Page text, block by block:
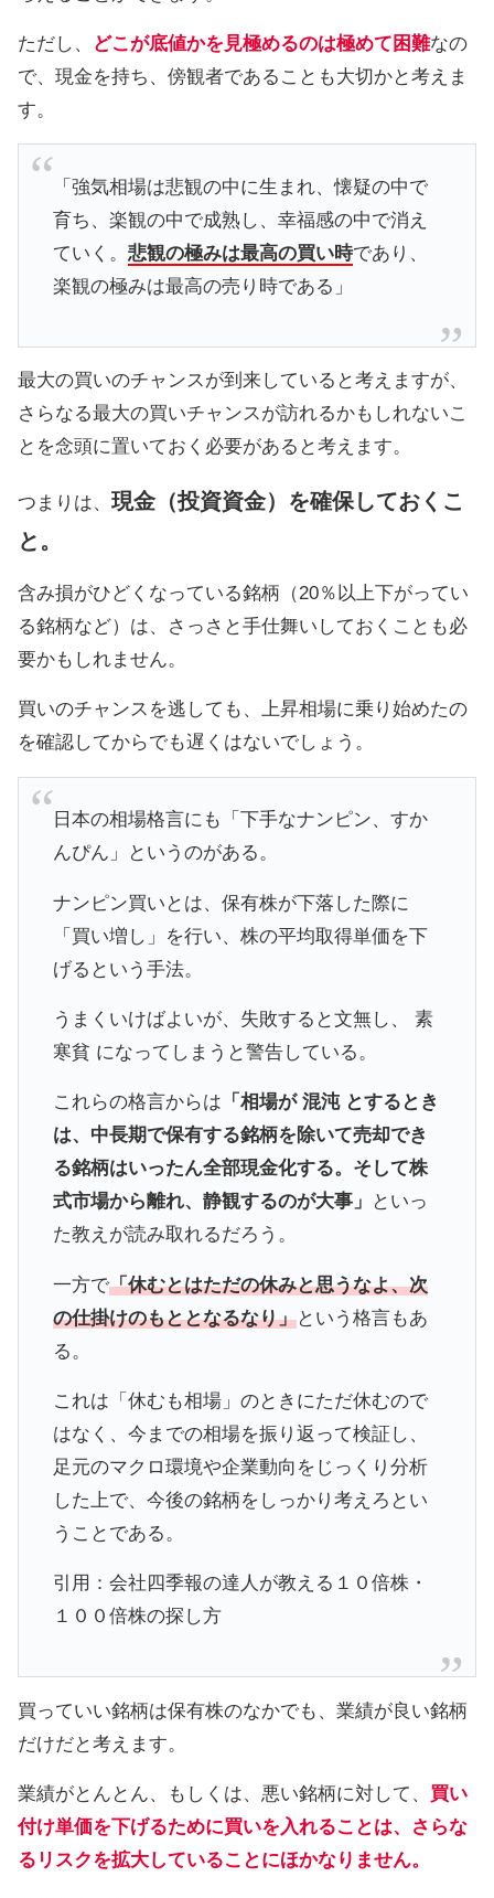
ただし、 どこが底値かを見極めるのは極めて困難なの
で、現金を持ち、傍観者であることも大切かと考えま
す。
「強気相場は悲観の中に生まれ、懐疑の中で
育ち、楽観の中で成熟し、幸福感の中で消え
ていく。 悲観の極みは最高の買い時であり、
楽観の極みは最高の売り時である」
最大の買いのチャンスが到来していると考えますが、
さらなる最大の買いチャンスが訪れるかもしれないこ
とを念頭に置いておく必要があると考えます。
つまりは、 現金（投資資金）を確保しておくこ
と。
含み損がひどくなっている銘柄（20％以上下がってい
る銘柄など）は、さっさと手仕舞いしておくことも必
要かもしれません。
買いのチャンスを逃しても、上昇相場に乗り始めたの
を確認してからでも遅くはないでしょう。
日本の相場格言にも「下手なナンピン、すか
んぴん」というのがある。
ナンピン買いとは、保有株が下落した際に
「買い増し」を行い、株の平均取得単価を下
げるという手法。
うまくいけばよいが、失敗すると文無し、 素
寒貧 になってしまうと警告している。
これらの格言からは 「相場が 混沌 とするとき
は、中長期で保有する銘柄を除いて売却でき
る銘柄はいったん全部現金化する。そして株
式市場から離れ、静観するのが大事」
といっ
た教えが読み取れるだろう。
一方で「休むとはただの休みと思うなよ、次
の仕掛けのもととなるなり」という格言もあ
る。
これは「休むも相場」のときにただ休むので
はなく、今までの相場を振り返って検証し、
足元のマクロ環境や企業動向をじっくり分析
した上で、今後の銘柄をしっかり考えろとい
うことである。
引用：会社四季報の達人が教える１０倍株・
１００倍株の探し方
買っていい銘柄は保有株のなかでも、業績が良い銘柄
だけだと考えます。
業績がとんとん、もしくは、悪い銘柄に対して、 買い
付け単価を下げるために買いを入れることは、さらな
るリスクを拡大していることにほかなりません。